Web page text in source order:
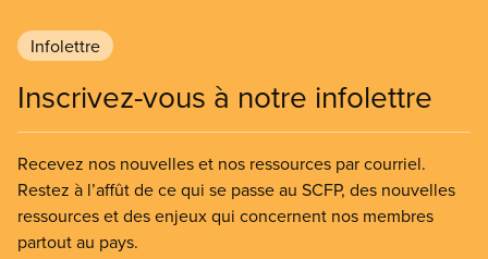
Infolettre
Inscrivez-vous à notre infolettre
Recevez nos nouvelles et nos ressources par courriel.
Restez à l’affût de ce qui se passe au SCFP, des nouvelles
ressources et des enjeux qui concernent nos membres
partout au pays.